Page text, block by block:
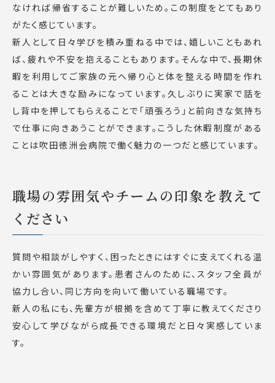
なければ帰省することが難しいため。この制度をとてもあり
がたく感じています。
新人として日々学びを積み重ねる中では、嬉しいこともあれ
ば、疲れや不安を抱えることもあります。そんな中で、長期休
暇を利用してご家族の元へ帰り心と体を整える時間を作れ
ることは大きな励みになっています。久しぶりに実家で話を
し背中を押してもらえることで「頑張ろう」と前向きな気持ち
で仕事に向きあうことができます。こうした休暇制度がある
ことは吹田徳洲会病院で働く魅力の一つだと感じています。
職場の雰囲気やチームの印象を教えて
ください
質問や相談がしやすく、困ったときにはすぐに支えてくれる温
かい雰囲気があります。患者さんのために、スタッフ全員が
協力し合い、同じ方向を向いて働いている職場です。
新人の私にも、先輩方が根拠を含めて丁寧に教えてくださり
安心して学びながら成長できる環境だと日々実感していま
す。